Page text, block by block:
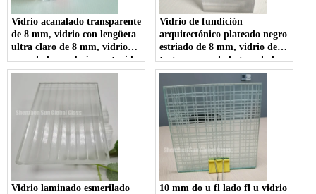
Vidrio acanalado transparente
de 8 mm, vidrio con lengüeta
ultra claro de 8 mm, vidrio
acanalado con bajo contenido
de hierro de 1/3 de pulgada
Vidrio de fundición
arquitectónico plateado negro
estriado de 8 mm, vidrio de
textura acanalada templado
de 1/3 de pulgada, vidrio
acanalado de respaldo de
color templado de 8 mm para
decoración
Vidrio laminado esmerilado
10 mm do u fl lado fl u vidrio